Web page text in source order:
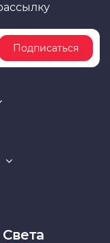
Подписаться